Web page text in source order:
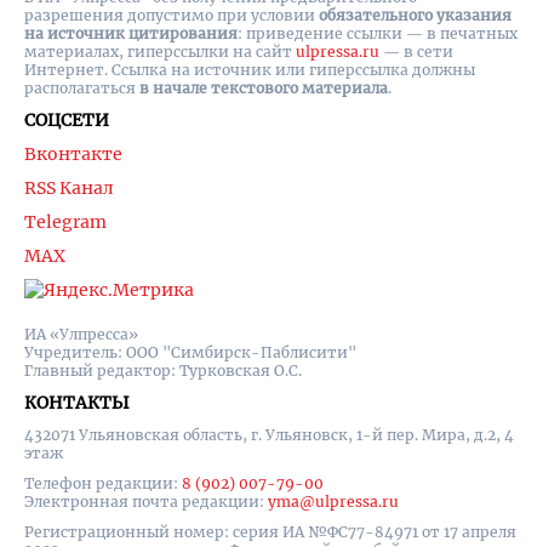
ИА «Улпресса»
Учредитель: ООО "Симбирск-Паблисити"
Главный редактор: Турковская О.С.
КОНТАКТЫ
432071 Ульяновская область, г. Ульяновск, 1-й пер. Мира, д.2, 4
этаж
Телефон редакции: 8 (902) 007-79-00
Электронная почта редакции: yma@ulpressa.ru
Регистрационный номер: серия ИА №ФС77-84971 от 17 апреля
СОЦСЕТИ
Вконтакте
RSS Канал
Telegram
MAX
разрешения допустимо при условии обязательного указания
на источник цитирования: приведение ссылки — в печатных
материалах, гиперссылки на cайт ulpressa.ru — в сети
Интернет. Ссылка на источник или гиперссылка должны
располагаться в начале текстового материала.